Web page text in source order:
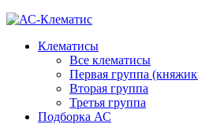
Клематисы
Все клематисы
Первая группа
Вторая группа
Третья группа
Подборка АС